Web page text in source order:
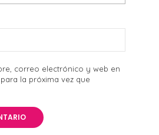
correo electrónico y web en
la próxima vez que